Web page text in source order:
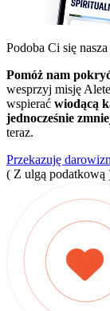
Podoba Ci się nasza
Pomóż nam
wesprzyj misję
wspierać wiodącą
jednocześnie
teraz.
Przekazuję
( Z ulgą podatkową